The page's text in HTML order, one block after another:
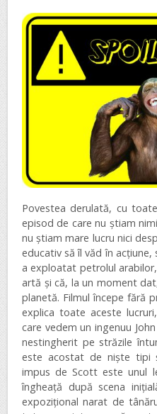
Povestea derulată, cu
episod de care nu știam
nu știam mare lucru nici
educativ să îl văd în
a exploatat petrolul
artă și că, la un moment
planetă. Filmul începe fără
explica toate aceste
care vedem un ingenuu
nestingherit pe străzile
este acostat de niște tipi
impus de Scott este unul
îngheață după scena
expozițional narat de